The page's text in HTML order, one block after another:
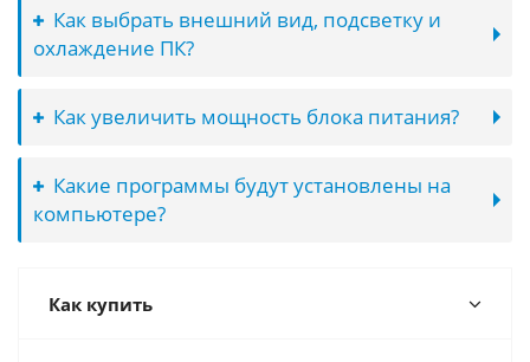
Как выбрать внешний вид, подсветку и
охлаждение ПК?
Как увеличить мощность блока питания?
Какие программы будут установлены на
компьютере?
Как купить